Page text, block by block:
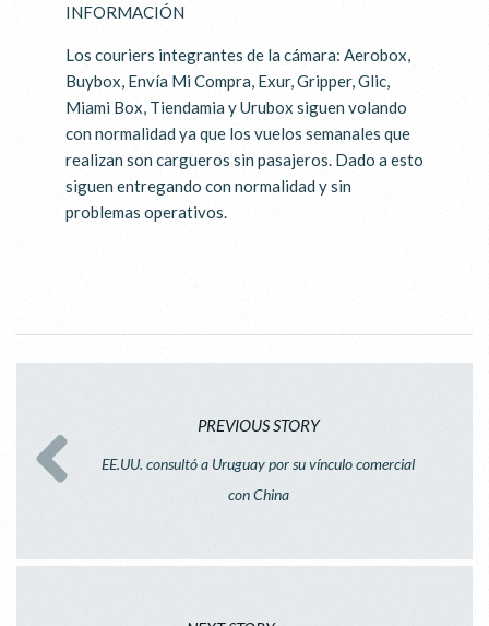
INFORMACIÓN
Los couriers integrantes de la cámara: Aerobox,
Buybox, Envía Mi Compra, Exur, Gripper, Glic,
Miami Box, Tiendamia y Urubox siguen volando
con normalidad ya que los vuelos semanales que
realizan son cargueros sin pasajeros. Dado a esto
siguen entregando con normalidad y sin
problemas operativos.
PREVIOUS STORY
EE.UU. consultó a Uruguay por su vínculo comercial
con China